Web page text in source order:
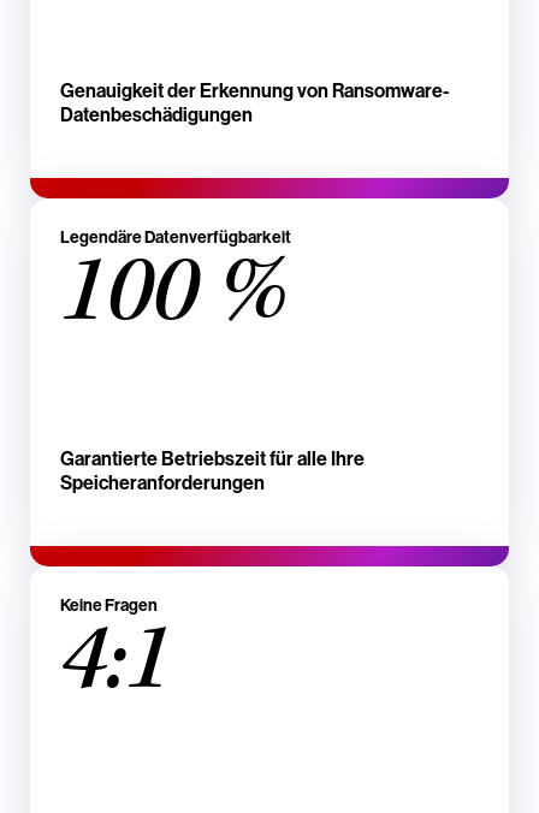
Genauigkeit der Erkennung von Ransomware-
Datenbeschädigungen
Legendäre Datenverfügbarkeit
100 %
Garantierte Betriebszeit für alle Ihre
Speicheranforderungen
Keine Fragen
4:1